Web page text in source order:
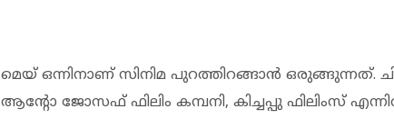
മെയ് ഒന്നിനാണ് സിനിമ പുറത്തിറങ്ങാൻ ഒരുങ്ങുന്നത്.
ആന്റോ ജോസഫ് ഫിലിം കമ്പനി, കിച്ചപ്പു ഫിലിംസ്